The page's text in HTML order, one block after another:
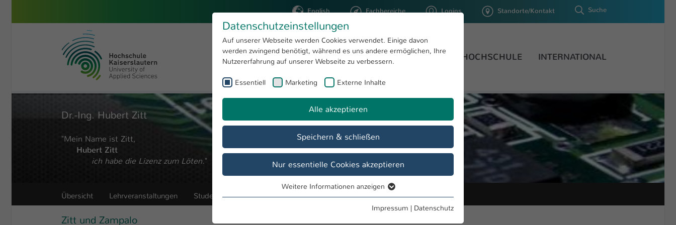
English Fachbereiche Logins Standorte/Kontakt Suche
Hochschule Kaiserslautern
STUDIUM FORSCHUNG HOCHSCHULE INTERNATIONAL
Sie sind hier:
Hochschule Hubert Zitt Kreatives Feine Fruchtweine
Dr.-Ing. Hubert Zitt
"Mein Name ist Zitt,
Hubert Zitt
ich habe die Lizenz zum Löten."
Übersicht Lehrveranstaltungen Studentische Projekte Bücher Kreatives Über mich Star Trek
Zitt und Zampalo
Datenschutzeinstellungen
Auf unserer Webseite werden Cookies verwendet. Einige davon
werden zwingend benötigt, während es uns andere ermöglichen, Ihre
Nutzererfahrung auf unserer Webseite zu verbessern.
Essentiell Marketing Externe Inhalte
Alle akzeptieren
Speichern & schließen
Nur essentielle Cookies akzeptieren
Essentielle Cookies werden für grundlegende Funktionen der
Weitere Informationen anzeigen
Impressum | Datenschutz